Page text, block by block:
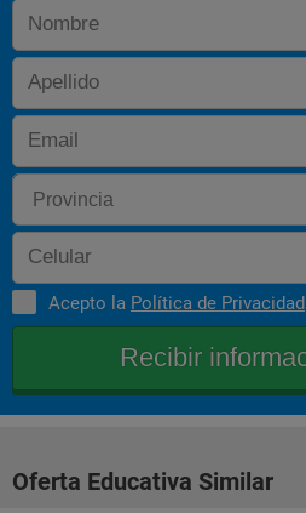
Acepto la Política de Privacidad
Oferta Educativa Similar